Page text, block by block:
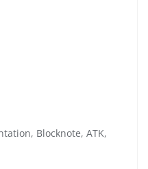
Blocknote, ATK,